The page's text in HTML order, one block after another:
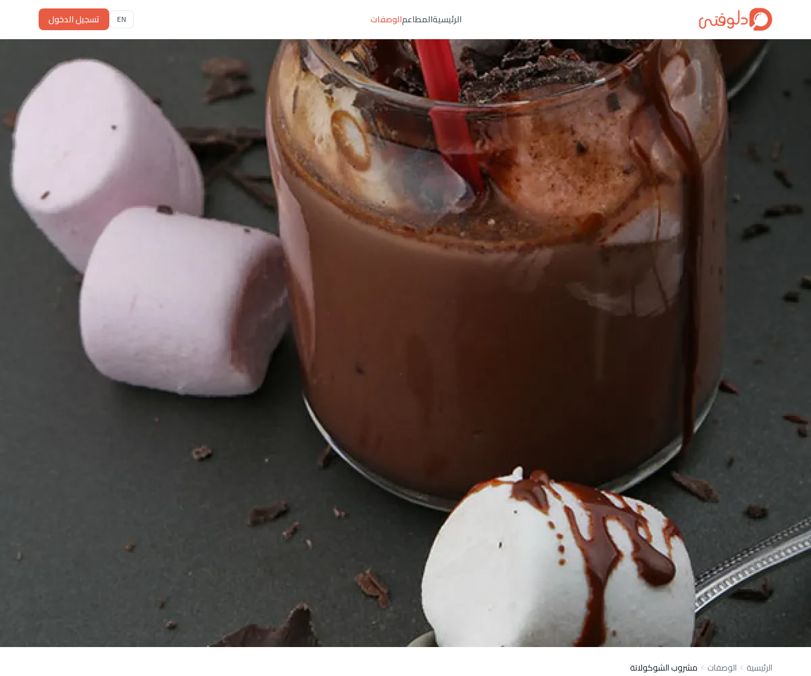
الرئيسيةالمطاعمالوصفات EN تسجيل الدخول
الرئيسية الوصفات مشروب الشوكولاتة